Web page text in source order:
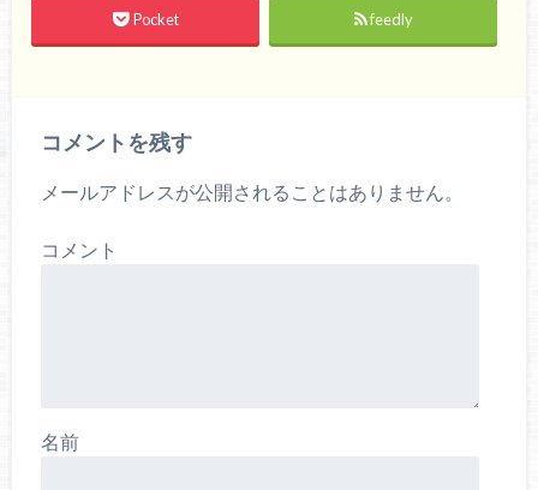
Pocket feedly
コメントを残す
メールアドレスが公開されることはありません。
コメント
名前